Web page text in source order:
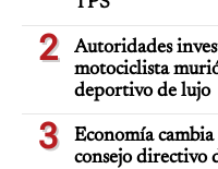
2
Autoridades
motociclista
deportivo de lujo
3
Economía
consejo directivo